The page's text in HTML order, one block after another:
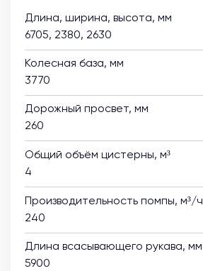
Длина, ширина, высота, мм
6705, 2380, 2630
Колесная база, мм
3770
Дорожный просвет, мм
260
Общий объём цистерны, м³
4
Производительность помпы, м³/ч
240
Длина всасывающего рукава, мм
5900